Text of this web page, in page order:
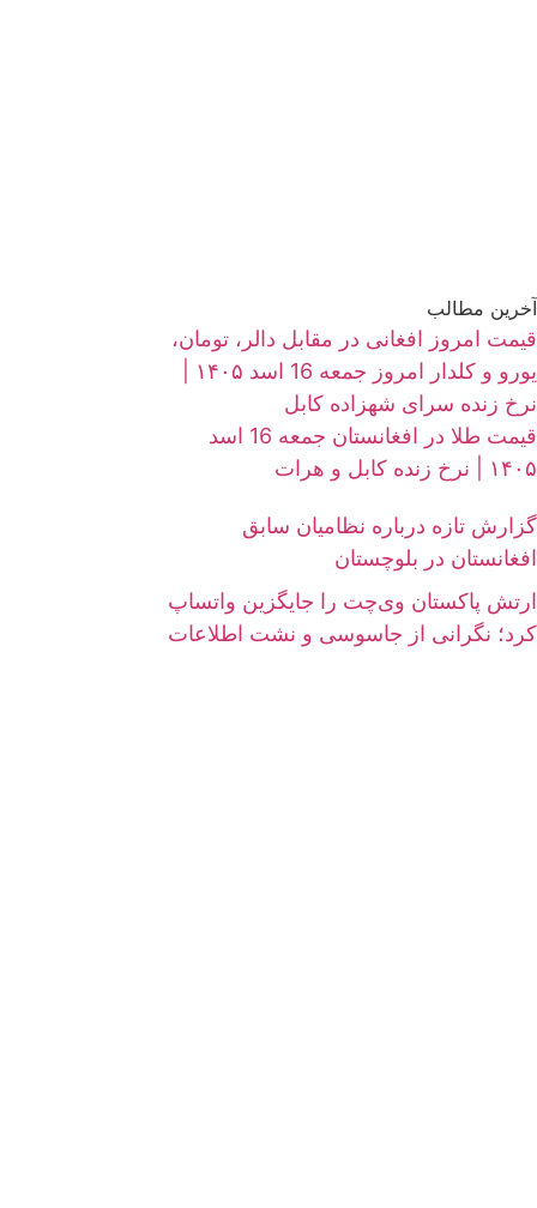
آخرین مطالب
قیمت امروز افغانی در مقابل دالر، تومان،
نرخ زنده سرای شهزاده کابل
قیمت طلا در افغانستان جمعه 16 اسد
۱۴۰۵ | نرخ زنده کابل و هرات
گزارش تازه درباره نظامیان سابق
افغانستان در بلوچستان
ارتش پاکستان وی‌چت را جایگزین واتساپ
کرد؛ نگرانی از جاسوسی و نشت اطلاعات